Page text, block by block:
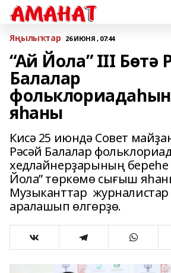
Яңылыҡтар 26 ИЮНЯ , 07:44
“Ай Йола” III Бөтә
Балалар
яһаны
Кисә 25 июндә Совет
Рәсәй Балалар
хедлайнерҙарының береһе
Йола” төркөмө сығыш
Музыканттар
аралашып өлгөрҙө.